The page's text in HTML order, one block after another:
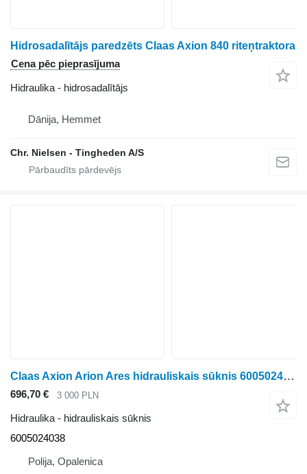
Hidrosadalītājs paredzēts Claas Axion 840 riteņtraktora
Cena pēc pieprasījuma
Hidraulika - hidrosadalītājs
Dānija, Hemmet
Chr. Nielsen - Tingheden A/S
Claas Axion Arion Ares hidrauliskais sūknis 6005024038 60 0502 403 8 paredzēts Claas Axion, Arion, Ares riteņtraktora
696,70 € 3 000 PLN
Hidraulika - hidrauliskais sūknis
6005024038
Polija, Opalenica